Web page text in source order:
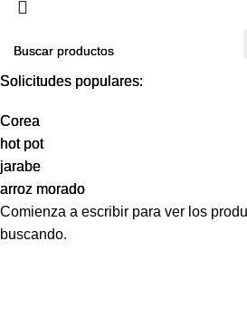
Solicitudes populares:
Corea
hot pot
jarabe
arroz morado
Solicitudes populares:
Corea
hot pot
jarabe
arroz morado
Comienza a escribir para ver los
buscando.